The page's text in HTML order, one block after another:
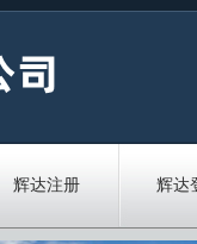
辉达注册 辉达